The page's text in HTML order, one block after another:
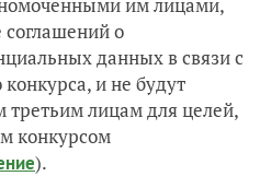
им лицами,
о
данных в связи с
и не будут
третьим лицам для целей,
конкурсом
).